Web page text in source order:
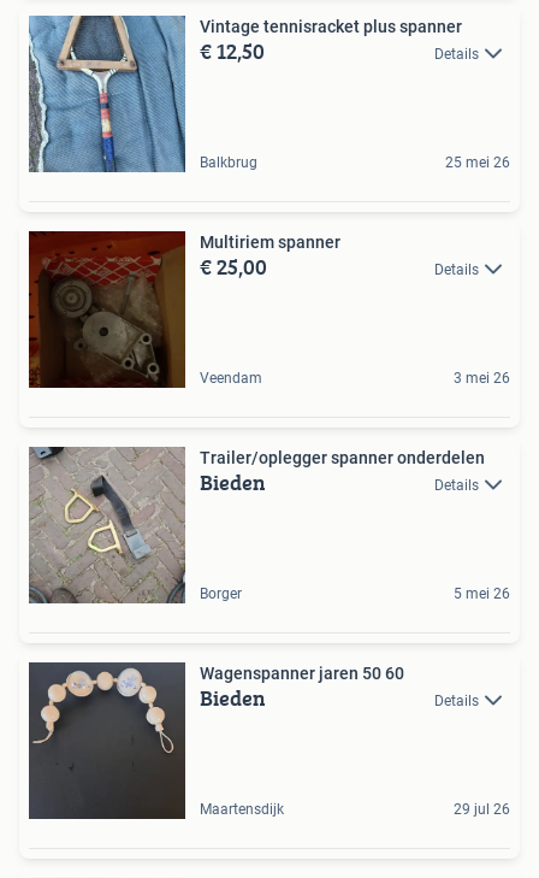
Vintage tennisracket plus spanner
€ 12,50 Details
Balkbrug 25 mei 26
Multiriem spanner
€ 25,00 Details
Veendam 3 mei 26
Trailer/oplegger spanner onderdelen
Bieden Details
Borger 5 mei 26
Wagenspanner jaren 50 60
Bieden Details
Maartensdijk 29 jul 26